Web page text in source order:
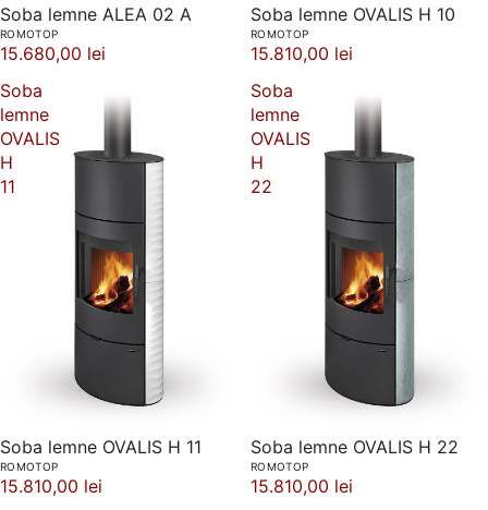
Soba lemne ALEA 02 A
ROMOTOP
15.680,00 lei
Soba lemne OVALIS H 10
ROMOTOP
15.810,00 lei
Soba
lemne
OVALIS
H
11
Soba lemne OVALIS H 11
ROMOTOP
15.810,00 lei
Soba
lemne
OVALIS
H
22
Soba lemne OVALIS H 22
ROMOTOP
15.810,00 lei